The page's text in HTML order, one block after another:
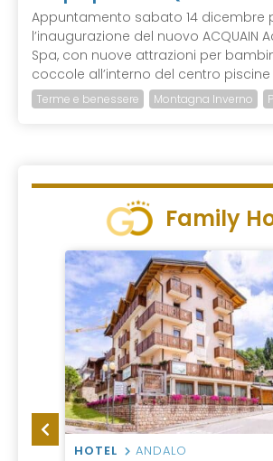
Appuntamento sabato 14 dicembre
l’inaugurazione del nuovo ACQUAIN
Spa, con nuove attrazioni per
coccole all’interno del centro piscine
Terme e benessere Montagna Inverno
Family
HOTEL ANDALO